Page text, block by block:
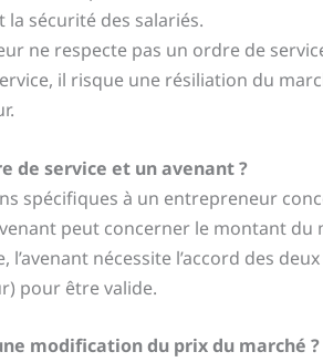
la sécurité des salariés.
ne respecte pas un ordre de
il risque une résiliation du
de service et un avenant ?
spécifiques à un entrepreneur
peut concerner le montant du
nécessite l’accord des
pour être valide.
modification du prix du marché ?